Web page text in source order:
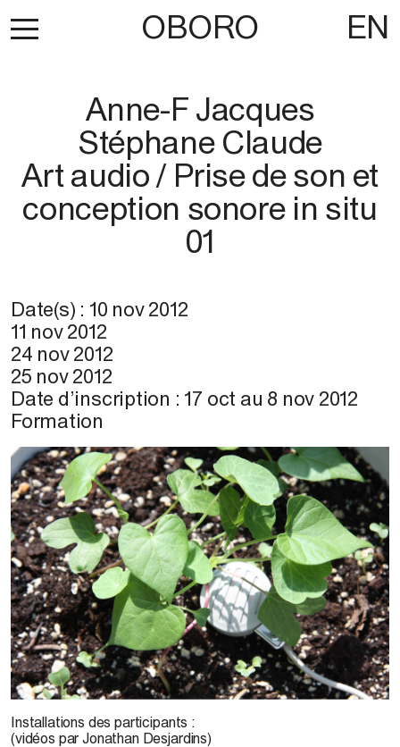
OBORO EN
Anne-F Jacques
Stéphane Claude
Art audio / Prise de son et
conception sonore in situ
01
Date(s) : 10 nov 2012
11 nov 2012
24 nov 2012
25 nov 2012
Date d’inscription : 17 oct au 8 nov 2012
Formation
Installations des participants :
(vidéos par Jonathan Desjardins)